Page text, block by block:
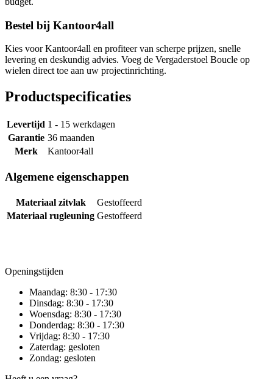
Bestel bij Kantoor4all
Kies voor Kantoor4all en profiteer van scherpe prijzen, snelle
levering en deskundig advies. Voeg de Vergaderstoel Boucle op
wielen direct toe aan uw projectinrichting.
Productspecificaties
Levertijd 1 - 15 werkdagen
Garantie 36 maanden
Merk
Kantoor4all
Algemene eigenschappen
Materiaal zitvlak
Gestoffeerd
Materiaal rugleuning Gestoffeerd
Openingstijden
Maandag: 8:30 - 17:30
Dinsdag: 8:30 - 17:30
Woensdag: 8:30 - 17:30
Donderdag: 8:30 - 17:30
Vrijdag: 8:30 - 17:30
Zaterdag: gesloten
Zondag: gesloten